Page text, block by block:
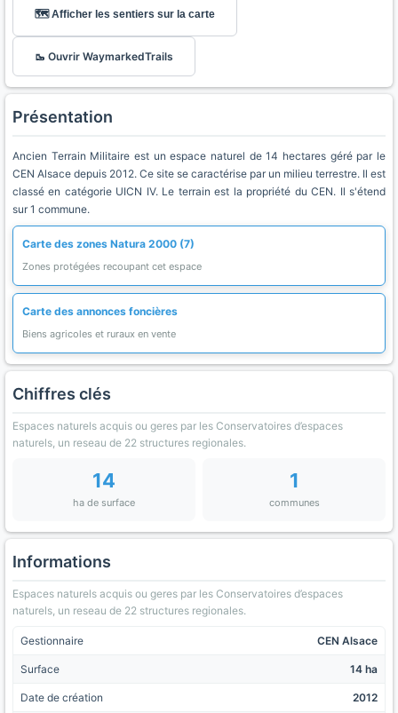
🗺️ Afficher les sentiers sur la carte
🥾 Ouvrir WaymarkedTrails
Présentation
Ancien Terrain Militaire est un espace naturel de 14 hectares géré par le
CEN Alsace depuis 2012. Ce site se caractérise par un milieu terrestre. Il est
classé en catégorie UICN IV. Le terrain est la propriété du CEN. Il s'étend
sur 1 commune.
Carte des zones Natura 2000 (7)
Zones protégées recoupant cet espace
Carte des annonces foncières
Biens agricoles et ruraux en vente
Chiffres clés
Espaces naturels acquis ou geres par les Conservatoires d’espaces
naturels, un reseau de 22 structures regionales.
14
ha de surface
1
communes
Informations
Espaces naturels acquis ou geres par les Conservatoires d’espaces
naturels, un reseau de 22 structures regionales.
Gestionnaire CEN Alsace
Surface 14 ha
Date de création 2012